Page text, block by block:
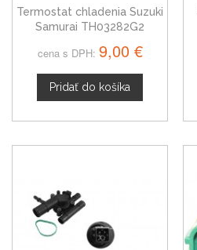
Termostat chladenia Suzuki
Samurai TH03282G2
cena s DPH: 9,00 €
Pridať do košíka